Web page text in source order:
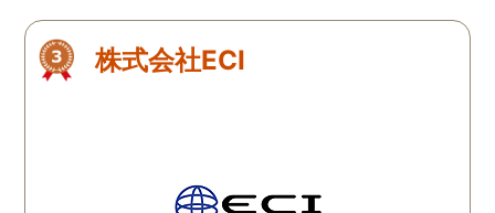
画、幾ページにも 渡る資
料、やはりこちらの探偵社
調停に強い弁護士さんもご
ました。あのとき依頼し
りがとうございました。
株式会社ECI